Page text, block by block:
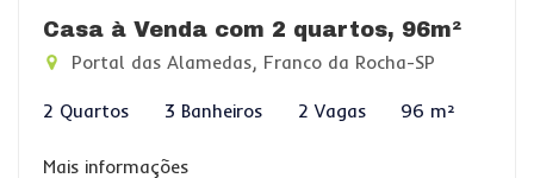
Casa à Venda com 2 quartos, 96m²
Portal das Alamedas, Franco da Rocha-SP
2 Quartos 3 Banheiros 2 Vagas 96 m²
Mais informações